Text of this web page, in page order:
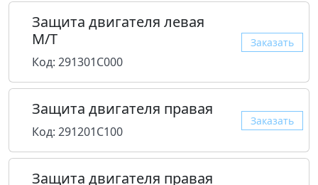
Защита двигателя левая
M/T
Код: 291301C000
Заказать
Защита двигателя правая
Код: 291201C100
Заказать
Защита двигателя правая